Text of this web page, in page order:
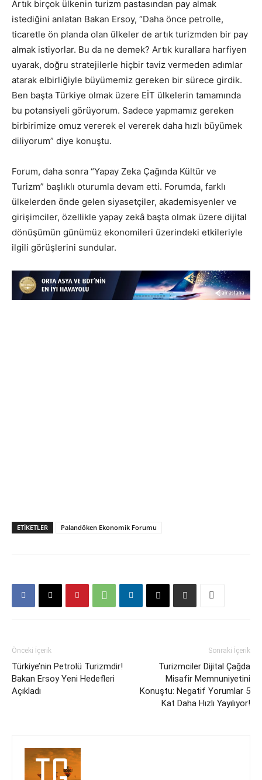
Artık birçok ülkenin turizm pastasından pay almak
istediğini anlatan Bakan Ersoy, “Daha önce petrolle,
ticaretle ön planda olan ülkeler de artık turizmden bir pay
almak istiyorlar. Bu da ne demek? Artık kurallara harfiyen
uyarak, doğru stratejilerle hiçbir taviz vermeden adımlar
atarak elbirliğiyle büyümemiz gereken bir sürece girdik.
Ben başta Türkiye olmak üzere EİT ülkelerin tamamında
bu potansiyeli görüyorum. Sadece yapmamız gereken
birbirimize omuz vererek el vererek daha hızlı büyümek
diliyorum” diye konuştu.
Forum, daha sonra “Yapay Zeka Çağında Kültür ve
Turizm” başlıklı oturumla devam etti. Forumda, farklı
ülkelerden önde gelen siyasetçiler, akademisyenler ve
girişimciler, özellikle yapay zekâ başta olmak üzere dijital
dönüşümün günümüz ekonomileri üzerindeki etkileriyle
ilgili görüşlerini sundular.
ETIKETLER Palandöken Ekonomik Forumu
Önceki İçerik
Türkiye’nin Petrolü Turizmdir!
Bakan Ersoy Yeni Hedefleri
Açıkladı
Sonraki İçerik
Turizmciler Dijital Çağda
Misafir Memnuniyetini
Konuştu: Negatif Yorumlar 5
Kat Daha Hızlı Yayılıyor!